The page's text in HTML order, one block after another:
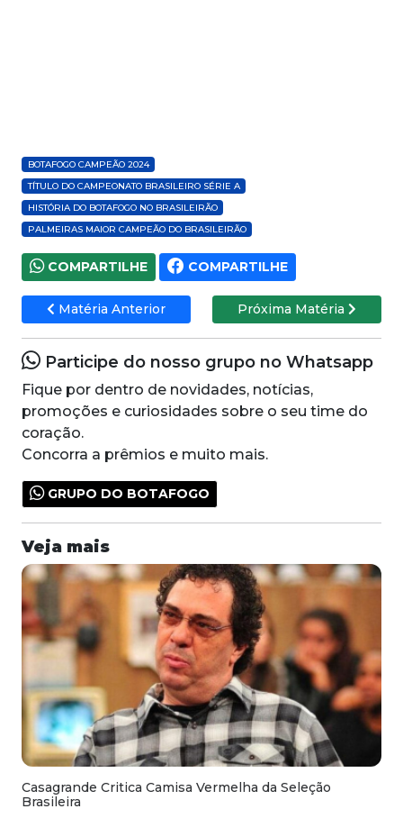
BOTAFOGO CAMPEÃO 2024
TÍTULO DO CAMPEONATO BRASILEIRO SÉRIE A
HISTÓRIA DO BOTAFOGO NO BRASILEIRÃO
PALMEIRAS MAIOR CAMPEÃO DO BRASILEIRÃO
COMPARTILHE COMPARTILHE
Matéria Anterior Próxima Matéria
Participe do nosso grupo no Whatsapp
Fique por dentro de novidades, notícias,
promoções e curiosidades sobre o seu time do
coração.
Concorra a prêmios e muito mais.
GRUPO DO BOTAFOGO
Veja mais
Casagrande Critica Camisa Vermelha da Seleção
Brasileira